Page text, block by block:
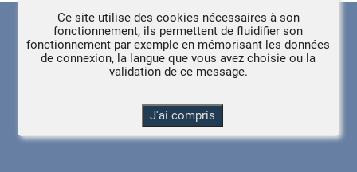
Ce site utilise des cookies nécessaires à son
fonctionnement, ils permettent de fluidifier son
fonctionnement par exemple en mémorisant les données
de connexion, la langue que vous avez choisie ou la
validation de ce message.